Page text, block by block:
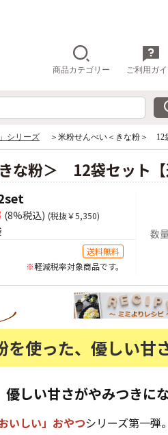
商品カテゴリー ご利用ガ
シリーズ ＞米粉せんべい＜きな粉＞ 12
な粉＞ 12袋セット【
(8%税込) (税抜￥5,350)
送料無料
※軽減税率対象商品です。
数
を使った、優しい甘
優しい甘さがやみつきに
いしい」おやつシリーズ第一弾。